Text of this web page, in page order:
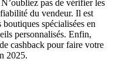
pas de vérifier les
du vendeur. Il est
spécialisées en
personnalisés. Enfin,
cashback pour faire votre
2025.